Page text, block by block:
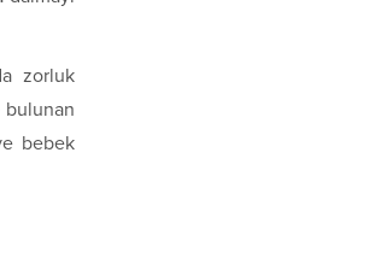
zorluk
bulunan
bebek